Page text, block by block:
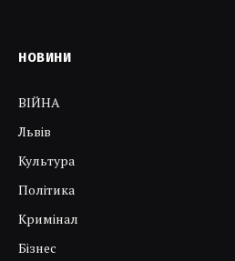
НОВИНИ
ВІЙНА
Львів
Культура
Політика
Кримінал
Бізнес